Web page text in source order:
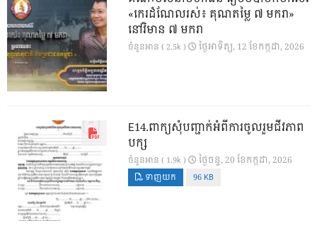
«កេរដំណែលរស់៖ គុណតម្លៃ ៧ មករា»
នៅវិមាន ៧ មករា
ចំនួនអាន ( 2.5k ) ថ្ងៃ​អាទិត្យ, 12 ខែ​កក្កដា, 2026
E14.ពាក្យសុំបញ្ជាក់អំពីការចូលរួមជីវភាព
បក្ស
ចំនួនអាន ( 1.9k ) ថ្ងៃ​ចន្ទ, 20 ខែ​កក្កដា, 2026
ទាញយក 96 KB